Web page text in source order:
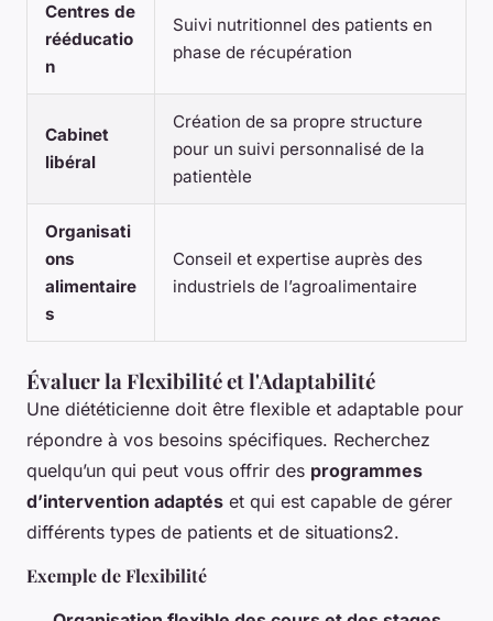
Centres de
rééducatio
n
Suivi nutritionnel des patients en
phase de récupération
Cabinet
libéral
Création de sa propre structure
pour un suivi personnalisé de la
patientèle
Organisati
ons
alimentaire
s
Conseil et expertise auprès des
industriels de l’agroalimentaire
Évaluer la Flexibilité et l'Adaptabilité
Une diététicienne doit être flexible et adaptable pour
répondre à vos besoins spécifiques. Recherchez
quelqu’un qui peut vous offrir des programmes
d’intervention adaptés et qui est capable de gérer
différents types de patients et de situations2.
Exemple de Flexibilité